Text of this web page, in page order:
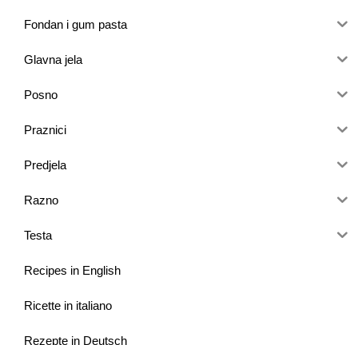
Fondan i gum pasta
Glavna jela
Posno
Praznici
Predjela
Razno
Testa
Recipes in English
Ricette in italiano
Rezepte in Deutsch